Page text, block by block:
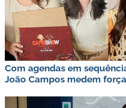
Com agendas em
João Campos medem